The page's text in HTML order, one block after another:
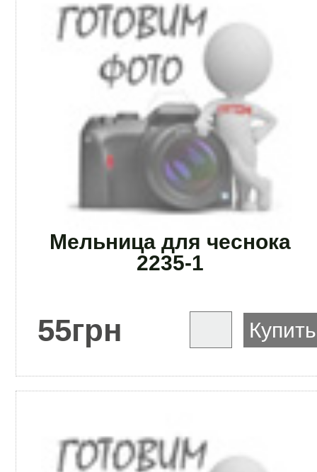
Мельница для чеснока
2235-1
55грн Купить